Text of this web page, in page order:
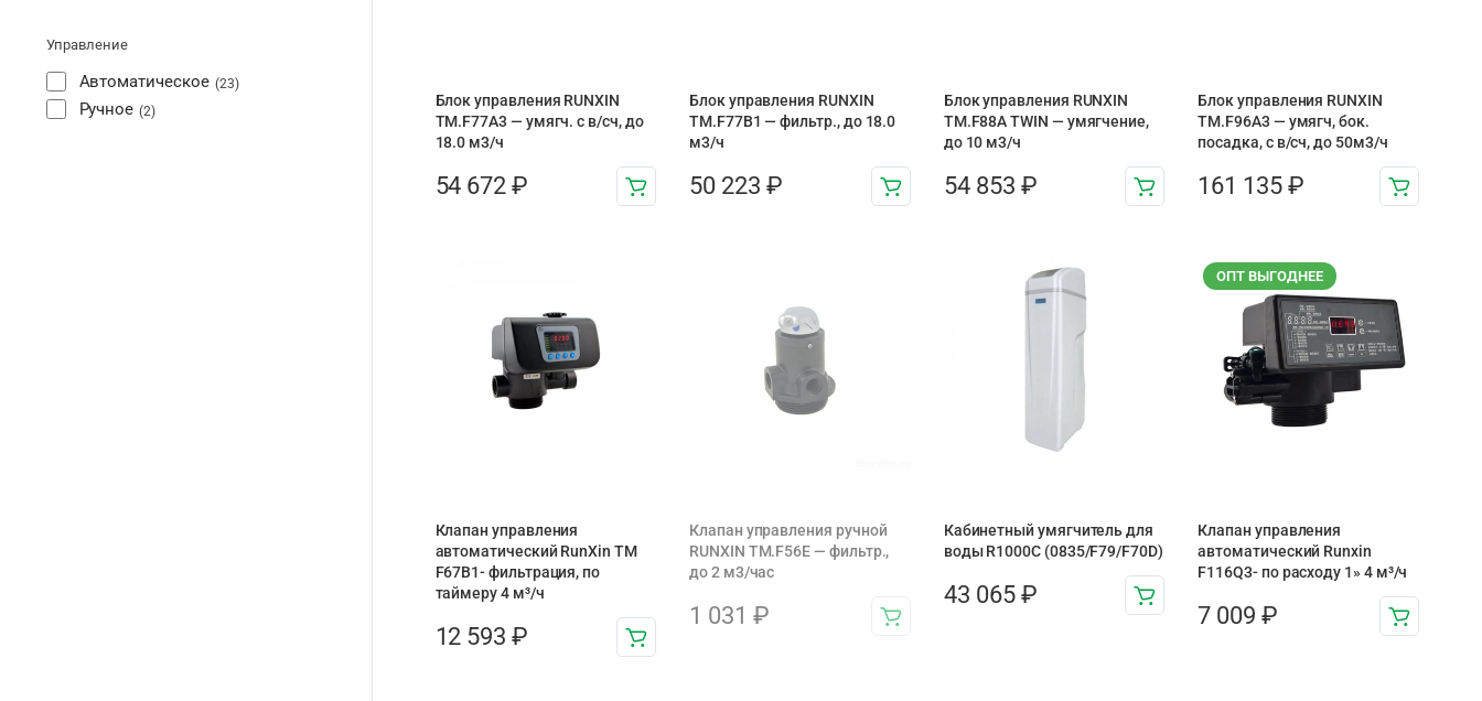
Блок управления RUNXIN
ТМ.F77A3 — умягч. с в/сч, до
18.0 м3/ч
54 672₽
Блок управления RUNXIN
ТМ.F77B1 — фильтр., до 18.0
м3/ч
50 223 ₽
Блок управления RUNXIN
ТМ.F88A TWIN — умягчение,
до 10 м3/ч
54 853 ₽
Блок управления RUNXIN
ТМ.F96A3 — умягч, бок.
посадка, с в/сч, до 50м3/ч
161 135₽
Клапан управления
автоматический RunXin TM
F67В1- фильтрация, по
таймеру 4 м³/ч
12 593₽
Клапан управления ручной
RUNXIN TM.F56E — фильтр.,
до 2 м3/час
1 031 ₽
Кабинетный умягчитель для
воды R1000C (0835/F79/F70D)
43 065 ₽
ОПТ ВЫГОДНЕЕ
Клапан управления
автоматический Runxin
F116Q3- по расходу 1» 4 м³/ч
7 009₽
Управление
Автоматическое 23
Ручное 2